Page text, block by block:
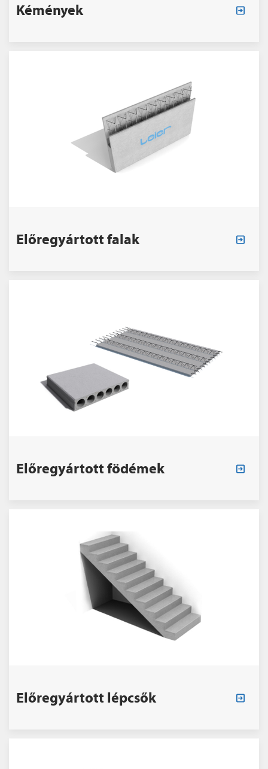
Kémények
Előregyártott falak
Előregyártott födémek
Előregyártott lépcsők